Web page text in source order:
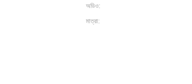
অডিও:
মাত্রা: